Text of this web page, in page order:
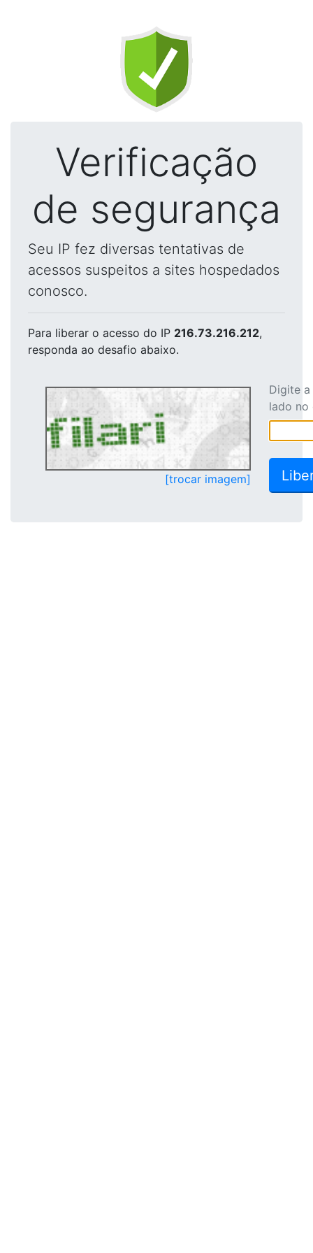
Verificação
de segurança
Seu IP fez diversas tentativas de
acessos suspeitos a sites hospedados
conosco.
Para liberar o acesso do IP 216.73.216.212,
responda ao desafio abaixo.
[trocar imagem]
Digite
lado no